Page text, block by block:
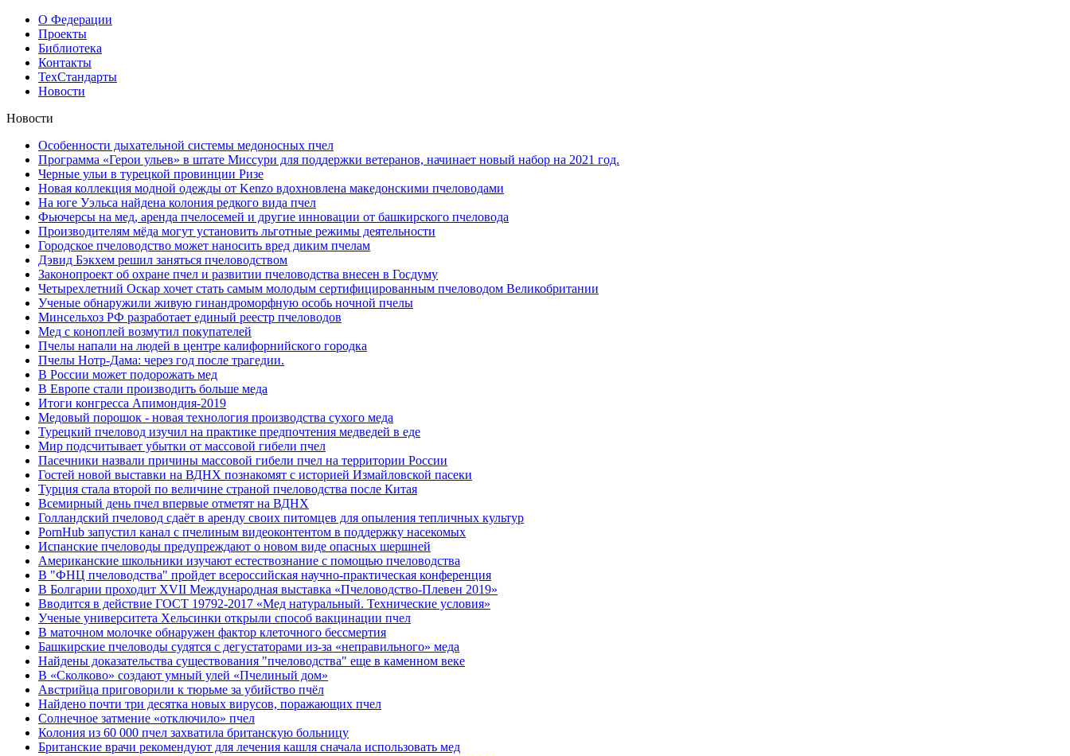
О Федерации
Проекты
Библиотека
Контакты
ТехСтандарты
Новости
Новости
Особенности дыхательной системы медоносных пчел
Программа «Герои ульев» в штате Миссури для поддержки ветеранов, начинает новый набор на 2021 год.
Черные ульи в турецкой провинции Ризе
Новая коллекция модной одежды от Kenzo вдохновлена македонскими пчеловодами
На юге Уэльса найдена колония редкого вида пчел
Фьючерсы на мед, аренда пчелосемей и другие инновации от башкирского пчеловода
Производителям мёда могут установить льготные режимы деятельности
Городское пчеловодство может наносить вред диким пчелам
Дэвид Бэкхем решил заняться пчеловодством
Законопроект об охране пчел и развитии пчеловодства внесен в Госдуму
Четырехлетний Оскар хочет стать самым молодым сертифицированным пчеловодом Великобритании
Ученые обнаружили живую гинандроморфную особь ночной пчелы
Минсельхоз РФ разработает единый реестр пчеловодов
Мед с коноплей возмутил покупателей
Пчелы напали на людей в центре калифорнийского городка
Пчелы Нотр-Дама: через год после трагедии.
В России может подорожать мед
В Европе стали производить больше меда
Итоги конгресса Апимондия-2019
Медовый порошок - новая технология производства сухого меда
Турецкий пчеловод изучил на практике предпочтения медведей в еде
Мир подсчитывает убытки от массовой гибели пчел
Пасечники назвали причины массовой гибели пчел на территории России
Гостей новой выставки на ВДНХ познакомят с историей Измайловской пасеки
Турция стала второй по величине страной пчеловодства после Китая
Всемирный день пчел впервые отметят на ВДНХ
Голландский пчеловод сдаёт в аренду своих питомцев для опыления тепличных культур
PornHub запустил канал с пчелиным видеоконтентом в поддержку насекомых
Испанские пчеловоды предупреждают о новом виде опасных шершней
Американские школьники изучают естествознание с помощью пчеловодства
В "ФНЦ пчеловодства" пройдет всероссийская научно-практическая конференция
В Болгарии проходит ХVІІ Международная выставка «Пчеловодство-Плевен 2019»
Вводится в действие ГОСТ 19792-2017 «Мед натуральный. Технические условия»
Ученые университета Хельсинки открыли способ вакцинации пчел
В маточном молочке обнаружен фактор клеточного бессмертия
Башкирские пчеловоды судятся с дегустаторами из-за «неправильного» меда
Найдены доказательства существования "пчеловодства" еще в каменном веке
В «Сколково» создают умный улей «Пчелиный дом»
Австрийца приговорили к тюрьме за убийство пчёл
Найдено почти три десятка новых вирусов, поражающих пчел
Солнечное затмение «отключило» пчел
Колония из 60 000 пчел захватила британскую больницу
Британские врачи рекомендуют для лечения кашля сначала использовать мед